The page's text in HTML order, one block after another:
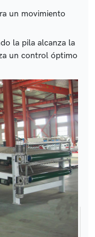
un movimiento
la pila alcanza la
un control óptimo